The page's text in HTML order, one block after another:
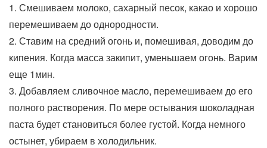
1. Смешиваем молоко, сахарный песок, какао и хорошо
перемешиваем до однородности.
2. Ставим на средний огонь и, помешивая, доводим до
кипения. Когда масса закипит, уменьшаем огонь. Варим
еще 1мин.
3. Добавляем сливочное масло, перемешиваем до его
полного растворения. По мере остывания шоколадная
паста будет становиться более густой. Когда немного
остынет, убираем в холодильник.